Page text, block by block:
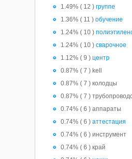
1.49% ( 12 )группе
1.36% ( 11 )обучение
1.24% ( 10 )
1.24% ( 10 )сварочное
1.12% ( 9 )центр
0.87% ( 7 ) kell
0.87% ( 7 ) колодцы
0.87% ( 7 )
0.74% ( 6 ) аппараты
0.74% ( 6 )аттестация
0.74% ( 6 ) инструмент
0.74% ( 6 ) край